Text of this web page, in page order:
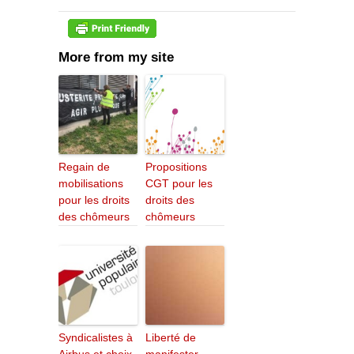
More from my site
Regain de
mobilisations
pour les droits
des chômeurs
Propositions
CGT pour les
droits des
chômeurs
Syndicalistes à
Liberté de